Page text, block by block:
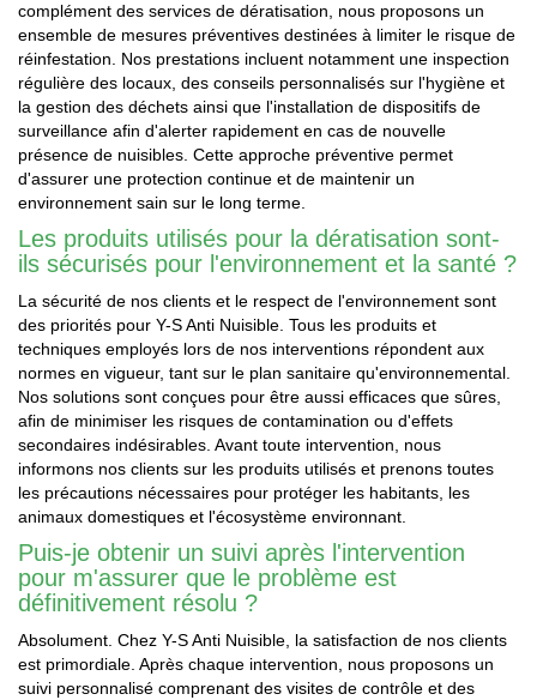
complément des services de dératisation, nous proposons un
ensemble de mesures préventives destinées à limiter le risque de
réinfestation. Nos prestations incluent notamment une inspection
régulière des locaux, des conseils personnalisés sur l'hygiène et
la gestion des déchets ainsi que l'installation de dispositifs de
surveillance afin d'alerter rapidement en cas de nouvelle
présence de nuisibles. Cette approche préventive permet
d'assurer une protection continue et de maintenir un
environnement sain sur le long terme.
Les produits utilisés pour la dératisation sont-
ils sécurisés pour l'environnement et la santé ?
La sécurité de nos clients et le respect de l'environnement sont
des priorités pour Y-S Anti Nuisible. Tous les produits et
techniques employés lors de nos interventions répondent aux
normes en vigueur, tant sur le plan sanitaire qu'environnemental.
Nos solutions sont conçues pour être aussi efficaces que sûres,
afin de minimiser les risques de contamination ou d'effets
secondaires indésirables. Avant toute intervention, nous
informons nos clients sur les produits utilisés et prenons toutes
les précautions nécessaires pour protéger les habitants, les
animaux domestiques et l'écosystème environnant.
Puis-je obtenir un suivi après l'intervention
pour m'assurer que le problème est
définitivement résolu ?
Absolument. Chez Y-S Anti Nuisible, la satisfaction de nos clients
est primordiale. Après chaque intervention, nous proposons un
suivi personnalisé comprenant des visites de contrôle et des